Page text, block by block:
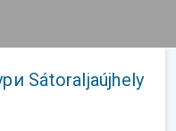
Sátoraljaújhely